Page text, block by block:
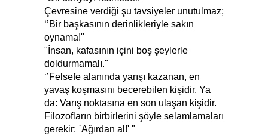
Çevresine verdiği şu tavsiyeler unutulmaz;
‘’Bir başkasının derinlikleriyle sakın
oynama!"
"İnsan, kafasının içini boş şeylerle
doldurmamalı."
‘’Felsefe alanında yarışı kazanan, en
yavaş koşmasını becerebilen kişidir. Ya
da: Varış noktasına en son ulaşan kişidir.
Filozofların birbirlerini şöyle selamlamaları
gerekir: `Ağırdan al!' "